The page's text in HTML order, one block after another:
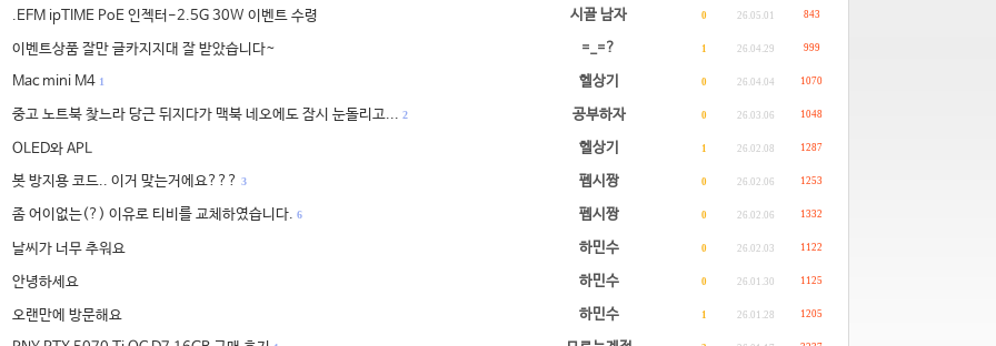
.EFM ipTIME PoE 인젝터-2.5G 30W 이벤트 수령 시골 남자 0 26.05.01 843
이벤트상품 잘만 글카지지대 잘 받았습니다~ =_=? 1 26.04.29 999
Mac mini M4 1 헬상기 0 26.04.04 1070
중고 노트북 찾느라 당근 뒤지다가 맥북 네오에도 잠시 눈돌리고... 2 공부하자 0 26.03.06 1048
OLED와 APL 헬상기 1 26.02.08 1287
봇 방지용 코드.. 이거 맞는거에요??? 3 펩시짱 0 26.02.06 1253
좀 어이없는(?) 이유로 티비를 교체하였습니다. 6 펩시짱 0 26.02.06 1332
날씨가 너무 추워요 하민수 0 26.02.03 1122
안녕하세요 하민수 0 26.01.30 1125
오랜만에 방문해요 하민수 1 26.01.28 1205